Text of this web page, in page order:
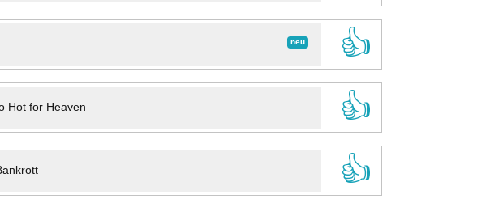
neu
👍
Hot for Heaven
👍
👍